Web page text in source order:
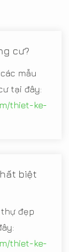
cư?
mẫu
tại đây:
thiet-ke-
biệt
đẹp
thiet-ke-